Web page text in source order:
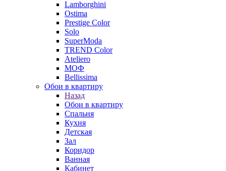
Lamborghini
Ostima
Prestige Color
Solo
SuperModa
TREND Color
Ateliero
МОФ
Bellissima
Обои в квартиру
Назад
Обои в квартиру
Спальня
Кухня
Детская
Зал
Коридор
Ванная
Кабинет